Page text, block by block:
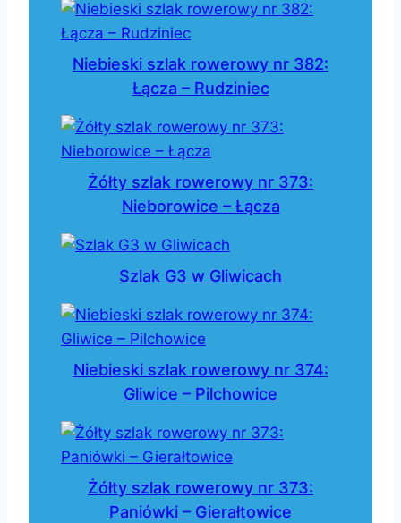
Niebieski szlak rowerowy nr 382:
Łącza – Rudziniec
Żółty szlak rowerowy nr 373:
Nieborowice – Łącza
Szlak G3 w Gliwicach
Niebieski szlak rowerowy nr 374:
Gliwice – Pilchowice
Żółty szlak rowerowy nr 373:
Paniówki – Gierałtowice